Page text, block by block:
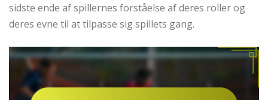
sidste ende af spillernes forståelse af deres roller og
deres evne til at tilpasse sig spillets gang.